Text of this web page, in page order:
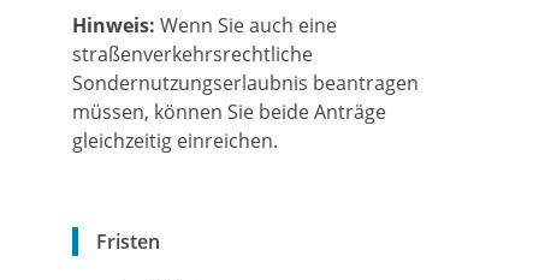
Hinweis: Wenn Sie auch eine
straßenverkehrsrechtliche
Sondernutzungserlaubnis beantragen
müssen, können Sie beide Anträge
gleichzeitig einreichen.
Fristen